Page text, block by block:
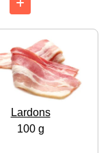
Lardons
100 g